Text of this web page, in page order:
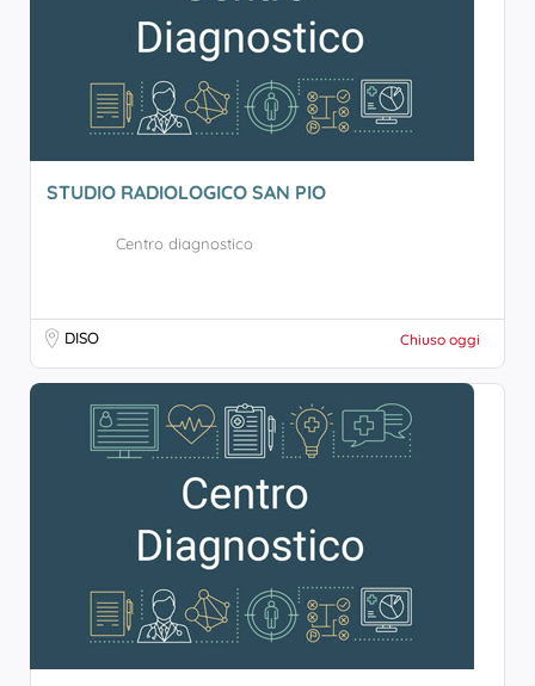
STUDIO RADIOLOGICO SAN PIO
Centro diagnostico
DISO Chiuso oggi